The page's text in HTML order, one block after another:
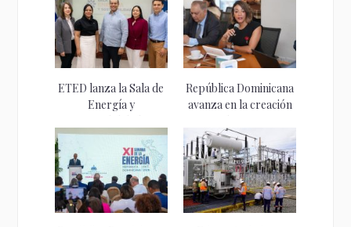
ETED lanza la Sala de
Energía y
República Dominicana
avanza en la creación